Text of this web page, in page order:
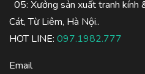
05: Xưởng sản xuất tranh kính
Cát, Từ Liêm, Hà Nội..
HOT LINE: 097.1982.777
Email